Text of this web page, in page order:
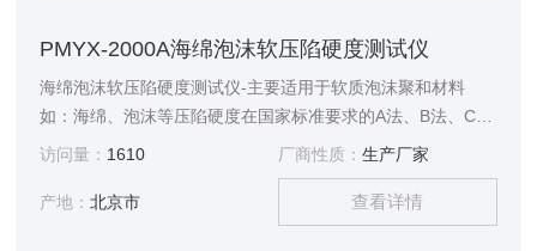
PMYX-2000A海绵泡沫软压陷硬度测试仪
海绵泡沫软压陷硬度测试仪-主要适用于软质泡沫聚和材料
如：海绵、泡沫等压陷硬度在国家标准要求的A法、B法、C法
及其它试验条件下对标准尺寸的海绵、泡沫等试样进行标准的
性、凹入硬度检验以及压缩应力的测试。
访问量： 1610 厂商性质： 生产厂家
产地：北京市 查看详情